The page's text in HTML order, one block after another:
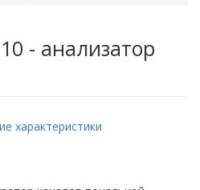
- анализатор
характеристики